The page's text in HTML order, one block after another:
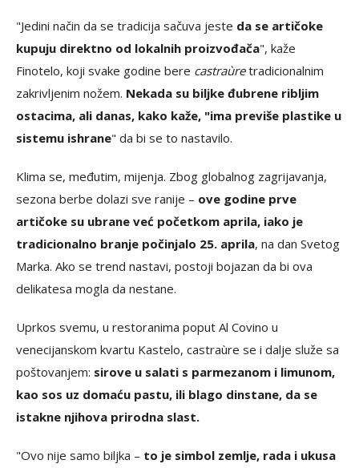
"Jedini način da se tradicija sačuva jeste da se artičoke
kupuju direktno od lokalnih proizvođača", kaže
Finotelo, koji svake godine bere castraùretradicionalnim
zakrivljenim nožem. Nekada su biljke đubrene ribljim
ostacima, ali danas, kako kaže, "ima previše plastike u
sistemu ishrane" da bi se to nastavilo.
Klima se, međutim, mijenja. Zbog globalnog zagrijavanja,
sezona berbe dolazi sve ranije – ove godine prve
artičoke su ubrane već početkom aprila, iako je
tradicionalno branje počinjalo 25. aprila, na dan Svetog
Marka. Ako se trend nastavi, postoji bojazan da bi ova
delikatesa mogla da nestane.
Uprkos svemu, u restoranima poput Al Covino u
venecijanskom kvartu Kastelo, castraùre se i dalje služe sa
poštovanjem: sirove u salati s parmezanom i limunom,
kao sos uz domaću pastu, ili blago dinstane, da se
istakne njihova prirodna slast.
"Ovo nije samo biljka – to je simbol zemlje, rada i ukusa